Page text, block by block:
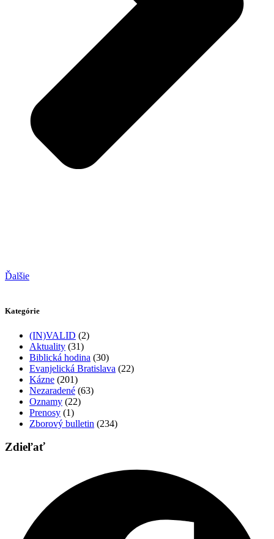
Ďalšie
Kategórie
(IN)VALID (2)
Aktuality (31)
Biblická hodina (30)
Evanjelická Bratislava (22)
Kázne (201)
Nezaradené (63)
Oznamy (22)
Prenosy (1)
Zborový bulletin (234)
Zdieľať